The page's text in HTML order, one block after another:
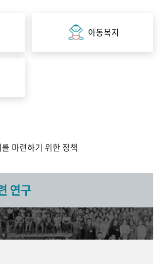
아동복지
마련하기 위한 정책
연구